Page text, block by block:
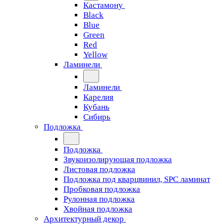
Кастамону
Black
Blue
Green
Red
Yellow
Ламинели
Ламинели
Карелия
Кубань
Сибирь
Подложка
Подложка
Звукоизолирующая подложка
Листовая подложка
Подложка под кварцвинил, SPC ламинат
Пробковая подложка
Рулонная подложка
Хвойная подложка
Архитектурный декор